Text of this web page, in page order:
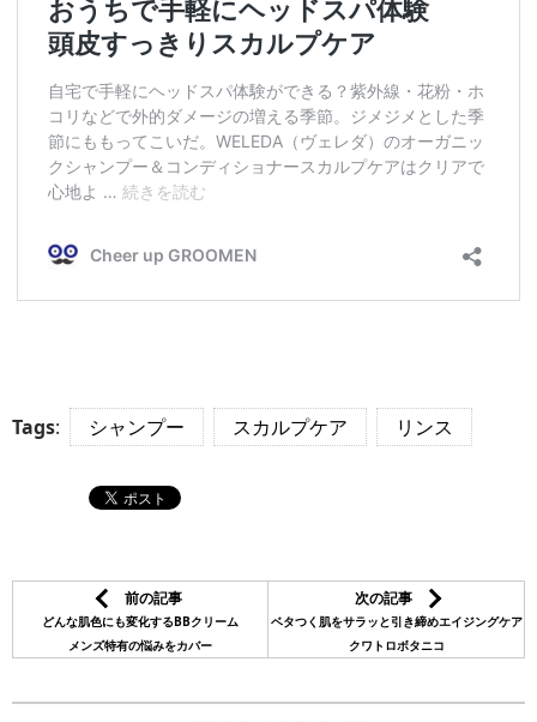
Tags: シャンプー スカルプケア リンス
前の記事
どんな肌色にも変化するBBクリーム
メンズ特有の悩みをカバー
次の記事
ベタつく肌をサラッと引き締めエイジングケア
クワトロボタニコ